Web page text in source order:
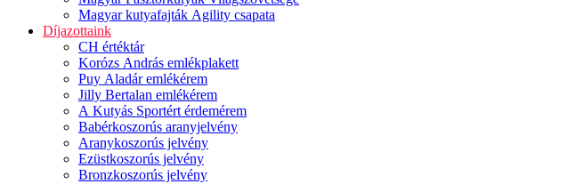
Magyar kutyafajták Agility csapata
Díjazottaink
CH értéktár
Korózs András emlékplakett
Puy Aladár emlékérem
Jilly Bertalan emlékérem
A Kutyás Sportért érdemérem
Babérkoszorús aranyjelvény
Aranykoszorús jelvény
Ezüstkoszorús jelvény
Bronzkoszorús jelvény